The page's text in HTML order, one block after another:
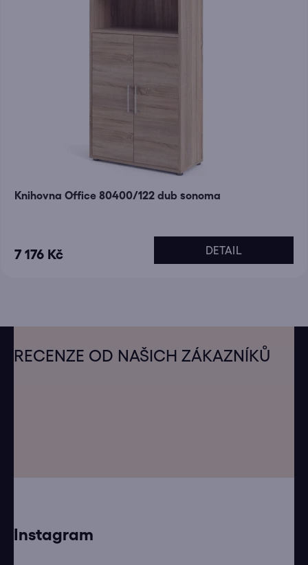
Knihovna Office 80400/122 dub sonoma
7 176 Kč DETAIL
RECENZE OD NAŠICH ZÁKAZNÍKŮ
Instagram